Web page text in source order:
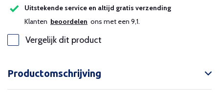
Uitstekende service en altijd gratis verzending
Klanten beoordelen ons met een 9,1.
Vergelijk dit product
Productomschrijving